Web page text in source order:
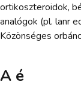
ortikoszteroidok,
analógok (pl. lanr
Közönséges
A é